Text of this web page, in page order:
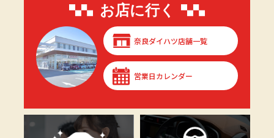
お店に行く
奈良ダイハツ店舗一覧
営業日カレンダー